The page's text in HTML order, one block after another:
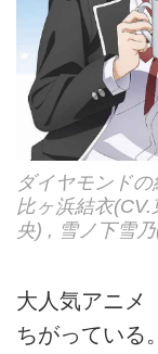
ダイヤモンド
比ヶ浜結衣
央) , 雪ノ下雪
大人気アニメ
ちがっている